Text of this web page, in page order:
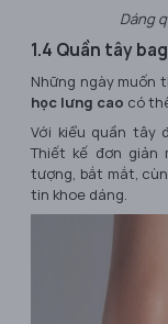
Dáng
1.4 Quần tây
Những ngày muốn
học lưng cao có
Với kiểu quần tây
Thiết kế đơn giản
tượng, bắt mắt,
tin khoe dáng.